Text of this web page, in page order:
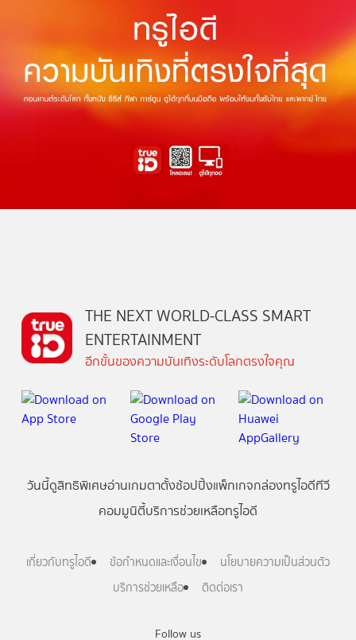
Follow us
THE NEXT WORLD-CLASS SMART
ENTERTAINMENT
อีกขั้นของความบันเทิงระดับโลกตรงใจคุณ
วันนี้ดูสิทธิพิเศษอ่านเกมตาตั้งช้อปปิ้งแพ็กเกจกล่องทรูไอดีทีวี
คอมมูนิตี้บริการช่วยเหลือทรูไอดี
เกี่ยวกับทรูไอดี ข้อกำหนดและเงื่อนไข
นโยบายความเป็นส่วนตัว
บริการช่วยเหลือ
ติดต่อเรา